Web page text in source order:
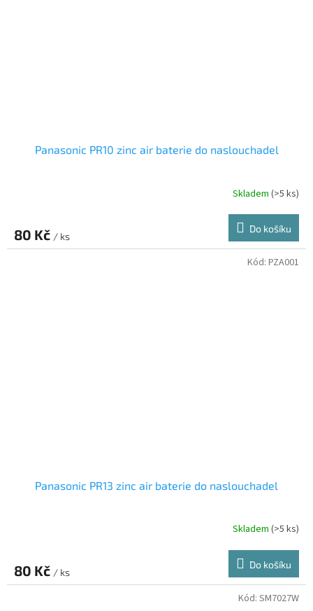
Panasonic PR10 zinc air baterie do naslouchadel
Skladem (>5 ks)
80 Kč / ks
Do košíku
Panasonic PR13 zinc air baterie do naslouchadel
Skladem (>5 ks)
80 Kč / ks
Do košíku
Kód: PZA001
Kód: SM7027W